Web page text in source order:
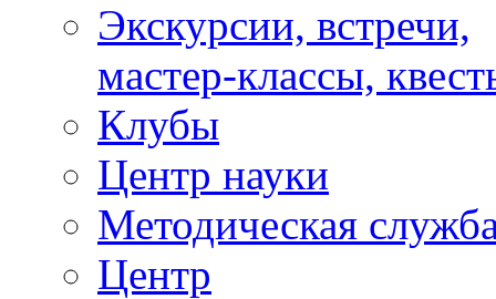
Экскурсии, встречи,
мастер-классы,
Клубы
Центр науки
Методическая
Центр